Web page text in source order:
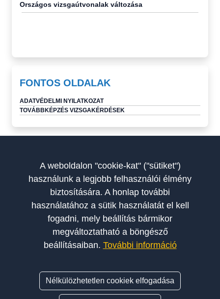
Országos vizsgaútvonalak változása
FONTOS OLDALAK
ADATVÉDELMI NYILATKOZAT
TOVÁBBKÉPZÉS VIZSGAKÉRDÉSEK
A weboldalon "cookie-kat" ("sütiket")
használunk a legjobb felhasználói élmény
biztosítására. A honlap további
használatához a sütik használatát el kell
fogadni, mely beállítás bármikor
megváltoztatható a böngésző
beállításaiban. További információ
Nélkülözhetetlen cookiek elfogadása
A Szakoktatók Országos Egyesülete a magyar autósiskolák és
szakoktatók érdekképviseletét, szakmai fejlődését és etikus